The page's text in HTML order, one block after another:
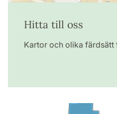
Hitta till oss
Kartor och olika färdsätt